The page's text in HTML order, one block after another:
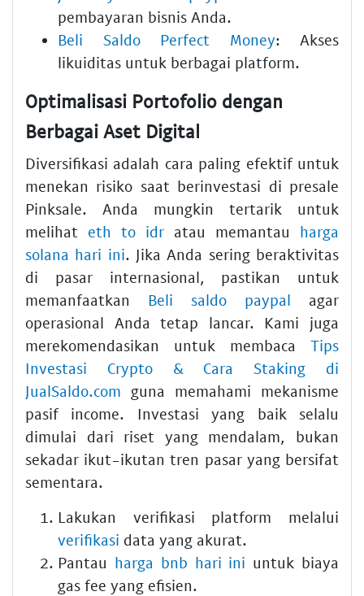
pembayaran bisnis Anda.
Beli Saldo Perfect Money: Akses
likuiditas untuk berbagai platform.
Optimalisasi Portofolio dengan
Berbagai Aset Digital
Diversifikasi adalah cara paling efektif untuk
menekan risiko saat berinvestasi di presale
Pinksale. Anda mungkin tertarik untuk
melihat eth to idr atau memantau harga
solana hari ini. Jika Anda sering beraktivitas
di pasar internasional, pastikan untuk
memanfaatkan Beli saldo paypal agar
operasional Anda tetap lancar. Kami juga
merekomendasikan untuk membaca Tips
Investasi Crypto & Cara Staking di
JualSaldo.com guna memahami mekanisme
pasif income. Investasi yang baik selalu
dimulai dari riset yang mendalam, bukan
sekadar ikut-ikutan tren pasar yang bersifat
sementara.
Lakukan verifikasi platform melalui
verifikasi data yang akurat.
Pantau harga bnb hari ini untuk biaya
gas fee yang efisien.